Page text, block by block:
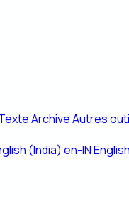
ArchiveAutres
(India) en-IN